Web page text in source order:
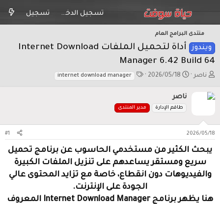
تسجيل الدخول تسجيل
منتدى البرامج العام
ويندوز
أداة لتحميل الملفات Internet Download
Manager 6.42 Build 64
ب
ل
م
و
ض
و
ناصر
ت
ر
ي
خ
ب
د
ء
2026/05/18
ا
س
و
internet download manager
ناصر
طاقم الإدارة مدير المنتدى
2026/05/18
#1
يبحث الكثير من مستخدمي الحاسوب عن برنامج تحميل
سريع ومستقر يساعدهم على تنزيل الملفات الكبيرة
والفيديوهات دون انقطاع، خاصة مع تزايد المحتوى عالي
الجودة على الإنترنت.
هنا يظهر برنامج Internet Download Manager المعروف